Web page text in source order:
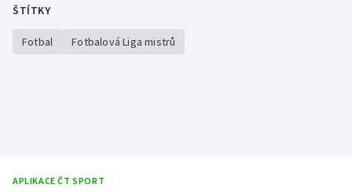
ŠTÍTKY
Fotbal Fotbalová Liga mistrů
APLIKACE ČT SPORT